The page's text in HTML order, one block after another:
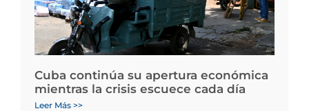
Cuba continúa su apertura económica
mientras la crisis escuece cada día
Leer Más >>